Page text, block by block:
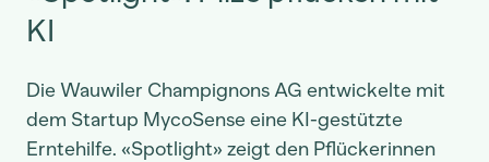
KI
Die Wauwiler Champignons AG entwickelte mit
dem Startup MycoSense eine KI-gestützte
Erntehilfe. «Spotlight» zeigt den Pflückerinnen